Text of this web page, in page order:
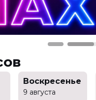
Воскресенье
9 августа